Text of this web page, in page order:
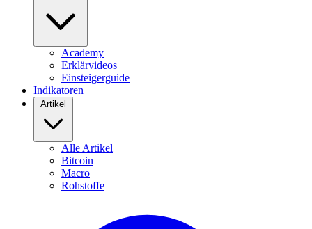
Academy
Erklärvideos
Einsteigerguide
Indikatoren
Artikel
Alle Artikel
Bitcoin
Macro
Rohstoffe